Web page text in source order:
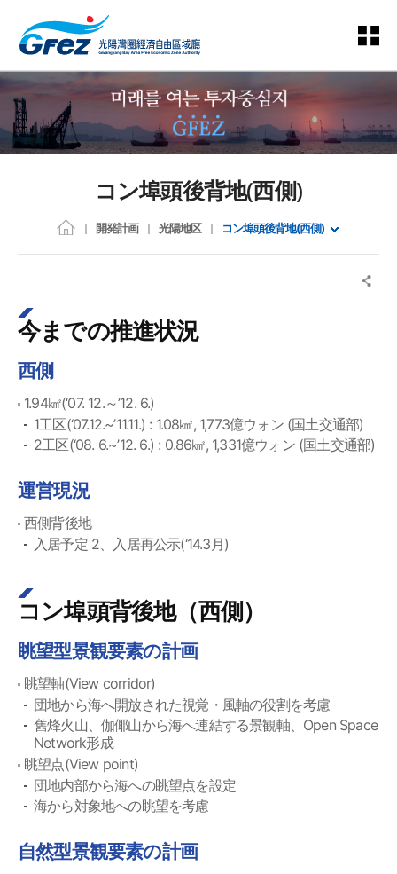
コン埠頭後背地(西側)
開発計画 光陽地区 コン埠頭後背地(西側)
今までの推進状況
西側
1.94㎢(‘07. 12.～’12. 6.)
1工区(‘07.12.~’11.11.) : 1.08㎢, 1,773億ウォン (国土交通部)
2工区(‘08. 6.~’12. 6.) : 0.86㎢, 1,331億ウォン (国土交通部)
運営現況
西側背後地
入居予定 2、入居再公示(‘14.3月)
コン埠頭背後地（西側）
眺望型景観要素の計画
眺望軸(View corridor)
団地から海へ開放された視覚・風軸の役割を考慮
舊烽火山、伽倻山から海へ連結する景観軸、Open Space
Network形成
眺望点(View point)
団地内部から海への眺望点を設定
海から対象地への眺望を考慮
自然型景観要素の計画